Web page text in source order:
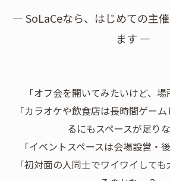
― SoLaCeなら、はじめての主
ます ―
「オフ会を開いてみたいけど、
「カラオケや飲食店は長時間ゲー
るにもスペースが足り
「イベントスペースは会場設営・
「初対面の人同士でワイワイして